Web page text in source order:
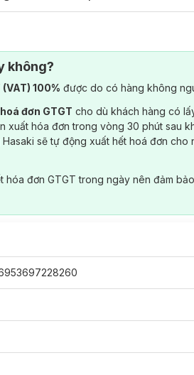
không?
100% được do có hàng không
đơn GTGT cho dù khách hàng có
xuất hóa đơn trong vòng 30 phút sau
sẽ tự động xuất hết hoá đơn
đơn GTGT trong ngày nên đảm